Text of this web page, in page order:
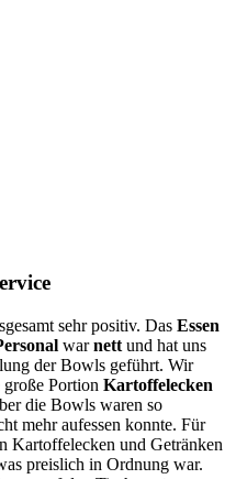
sehr positiv. Das Essen
warnett und hat uns
der Bowls geführt. Wir
Portion Kartoffelecken
die Bowls waren so
mehr aufessen konnte. Für
Kartoffelecken und Getränken
preislich in Ordnung war.